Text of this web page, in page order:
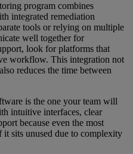
program combines
integrated remediation
tools or relying on multiple
well together for
look for platforms that
workflow. This integration not
reduces the time between
is the one your team will
intuitive interfaces, clear
because even the most
sits unused due to complexity